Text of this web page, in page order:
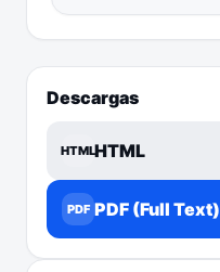
Descargas
HTMLHTML
PDF PDF (Full Text)